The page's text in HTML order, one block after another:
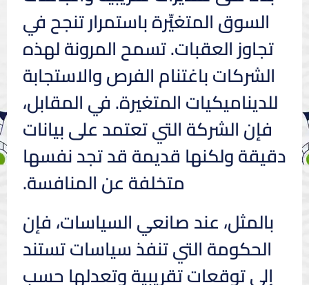
السوق المتغيِّرة باستمرار تنجح في
تجاوز العقبات. تسمح المرونة لهذه
الشركات باغتنام الفرص والاستجابة
للديناميكيات المتغيرة. في المقابل،
فإن الشركة التي تعتمد على بيانات
دقيقة ولكنها قديمة قد تجد نفسها
متخلفة عن المنافسة.
بالمثل، عند صانعي السياسات، فإن
الحكومة التي تنفذ سياسات تستند
إلى توقعات تقريبية وتعدلها حسب